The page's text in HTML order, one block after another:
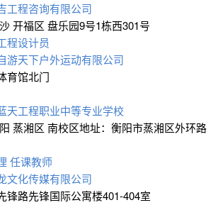
工程咨询有限公司
开福区 盘乐园9号1栋西301号
程设计员
游天下户外运动有限公司
育馆北门
天工程职业中等专业学校
蒸湘区 南校区地址：衡阳市蒸湘区外环路
任课教师
文化传媒有限公司
锋路先锋国际公寓楼401-404室